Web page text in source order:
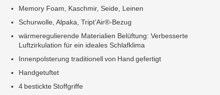
Memory Foam, Kaschmir, Seide, Leinen
Schurwolle, Alpaka, Tript’Air®-Bezug
wärmeregulierende Materialien Belüftung: Verbesserte
Luftzirkulation für ein ideales Schlafklima
Innenpolsterung traditionell von Hand gefertigt
Handgetuftet
4 bestickte Stoffgriffe